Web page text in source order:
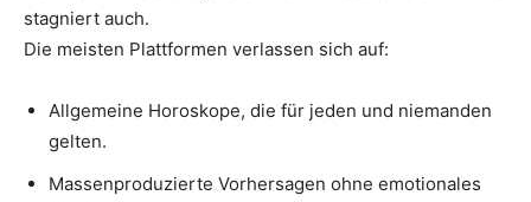
stagniert auch.
Die meisten Plattformen verlassen sich auf:
Allgemeine Horoskope, die für jeden und niemanden
gelten.
Massenproduzierte Vorhersagen ohne emotionales